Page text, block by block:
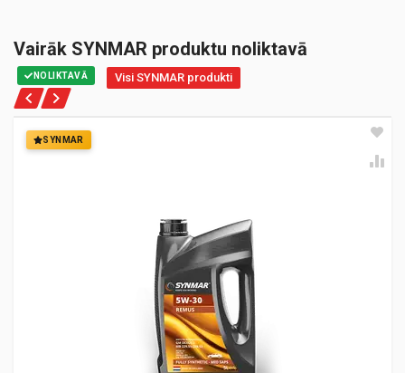
Vairāk SYNMAR produktu noliktavā
NOLIKTAVĀ Visi SYNMAR produkti
SYNMAR